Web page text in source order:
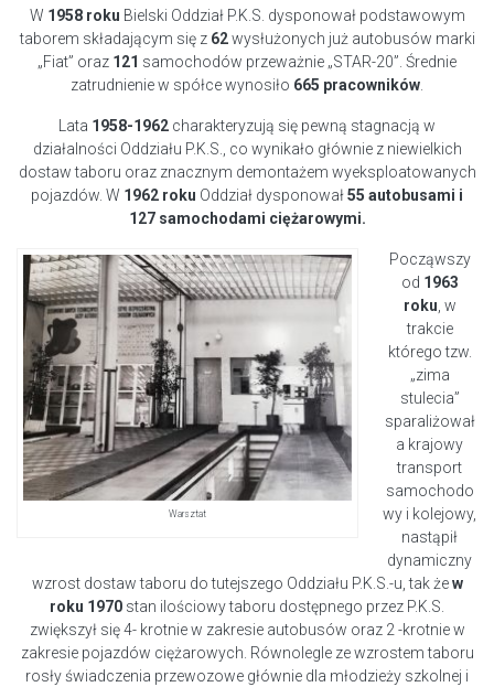
W 1958 roku Bielski Oddział P.K.S. dysponował podstawowym
taborem składającym się z 62wysłużonych już autobusów marki
„Fiat” oraz 121 samochodów przeważnie „STAR-20”. Średnie
zatrudnienie w spółce wynosiło 665 pracowników.
Lata 1958-1962 charakteryzują się pewną stagnacją w
działalności Oddziału P.K.S., co wynikało głównie z niewielkich
dostaw taboru oraz znacznym demontażem wyeksploatowanych
pojazdów. W 1962 roku Oddział dysponował55 autobusami i
127 samochodami ciężarowymi.
Warsztat
Począwszy
od 1963
roku, w
trakcie
którego tzw.
„zima
stulecia”
sparaliżował
a krajowy
transport
samochodo
wy i kolejowy,
nastąpił
dynamiczny
wzrost dostaw taboru do tutejszego Oddziału P.K.S.-u, tak żew
roku 1970 stan ilościowy taboru dostępnego przez P.K.S.
zwiększył się 4- krotnie w zakresie autobusów oraz 2 -krotnie w
zakresie pojazdów ciężarowych. Równolegle ze wzrostem taboru
rosły świadczenia przewozowe głównie dla młodzieży szkolnej i